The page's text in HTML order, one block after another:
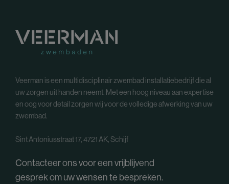
Veerman is een multidisciplinair zwembad installatiebedrijf die al
uw zorgen uit handen neemt. Met een hoog niveau aan expertise
en oog voor detail zorgen wij voor de volledige afwerking van uw
zwembad.
Sint Antoniusstraat 17, 4721 AK, Schijf
Contacteer ons voor een vrijblijvend
gesprek om uw wensen te bespreken.